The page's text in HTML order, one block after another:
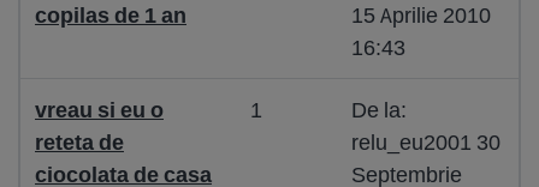
copilas de 1 an
15 Aprilie 2010
16:43
vreau si eu o
reteta de
ciocolata de casa
1
De la:
relu_eu2001 30
Septembrie